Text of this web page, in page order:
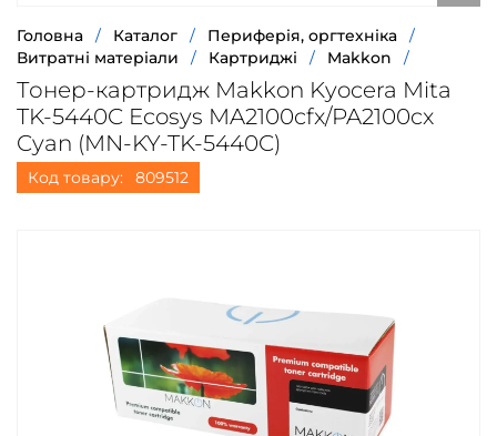
Головна / Каталог / Периферія, оргтехніка
/
Витратні матеріали
/ Картриджі / Makkon /
Тонер-картридж Makkon Kyocera Mita
TK-5440C Ecosys MA2100cfx/PA2100cx
Cyan (MN-KY-TK-5440C)
Код товару: 809512